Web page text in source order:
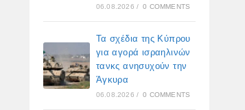
06.08.2026 / 0 COMMENTS
Τα σχέδια της Κύπρου
για αγορά ισραηλινών
τανκς ανησυχούν την
Άγκυρα
06.08.2026 / 0 COMMENTS